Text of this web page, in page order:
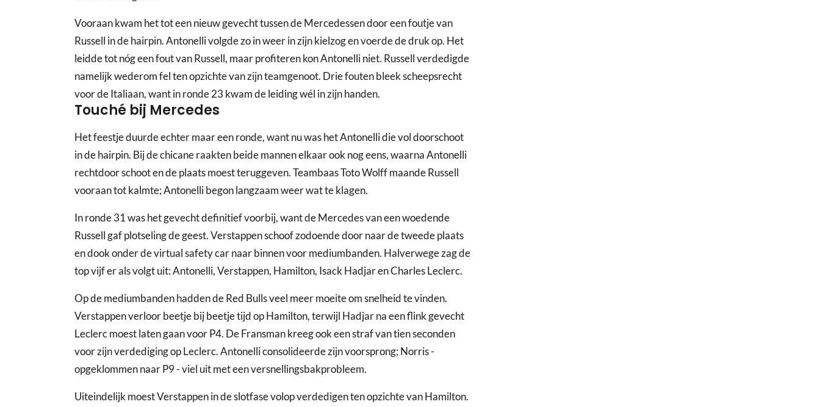
Vooraan kwam het tot een nieuw gevecht tussen de Mercedessen door een foutje van
Russell in de hairpin. Antonelli volgde zo in weer in zijn kielzog en voerde de druk op. Het
leidde tot nóg een fout van Russell, maar profiteren kon Antonelli niet. Russell verdedigde
namelijk wederom fel ten opzichte van zijn teamgenoot. Drie fouten bleek scheepsrecht
voor de Italiaan, want in ronde 23 kwam de leiding wél in zijn handen.
Touché bij Mercedes
Het feestje duurde echter maar een ronde, want nu was het Antonelli die vol doorschoot
in de hairpin. Bij de chicane raakten beide mannen elkaar ook nog eens, waarna Antonelli
rechtdoor schoot en de plaats moest teruggeven. Teambaas Toto Wolff maande Russell
vooraan tot kalmte; Antonelli begon langzaam weer wat te klagen.
In ronde 31 was het gevecht definitief voorbij, want de Mercedes van een woedende
Russell gaf plotseling de geest. Verstappen schoof zodoende door naar de tweede plaats
en dook onder de virtual safety car naar binnen voor mediumbanden. Halverwege zag de
top vijf er als volgt uit: Antonelli, Verstappen, Hamilton, Isack Hadjar en Charles Leclerc.
Op de mediumbanden hadden de Red Bulls veel meer moeite om snelheid te vinden.
Verstappen verloor beetje bij beetje tijd op Hamilton, terwijl Hadjar na een flink gevecht
Leclerc moest laten gaan voor P4. De Fransman kreeg ook een straf van tien seconden
voor zijn verdediging op Leclerc. Antonelli consolideerde zijn voorsprong; Norris -
opgeklommen naar P9 - viel uit met een versnellingsbakprobleem.
Uiteindelijk moest Verstappen in de slotfase volop verdedigen ten opzichte van Hamilton.